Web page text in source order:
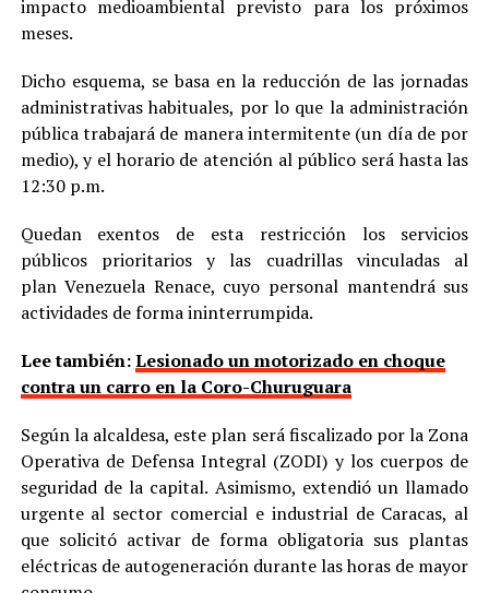
impacto medioambiental previsto para los próximos
meses.
Dicho esquema, se basa en la reducción de las jornadas
administrativas habituales, por lo que la administración
pública trabajará de manera intermitente (un día de por
medio), y el horario de atención al público será hasta las
12:30 p.m.
Quedan exentos de esta restricción los servicios
públicos prioritarios y las cuadrillas vinculadas al
plan Venezuela Renace, cuyo personal mantendrá sus
actividades de forma ininterrumpida.
Lee también:Lesionado un motorizado en choque
contra un carro en la Coro-Churuguara
Según la alcaldesa, este plan será fiscalizado por la Zona
Operativa de Defensa Integral (ZODI) y los cuerpos de
seguridad de la capital. Asimismo, extendió un llamado
urgente al sector comercial e industrial de Caracas, al
que solicitó activar de forma obligatoria sus plantas
eléctricas de autogeneración durante las horas de mayor